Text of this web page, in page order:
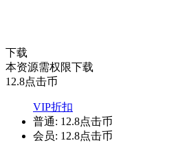
下载
本资源需权限下载
12.8点击币
VIP折扣
普通: 12.8点击币
会员: 12.8点击币